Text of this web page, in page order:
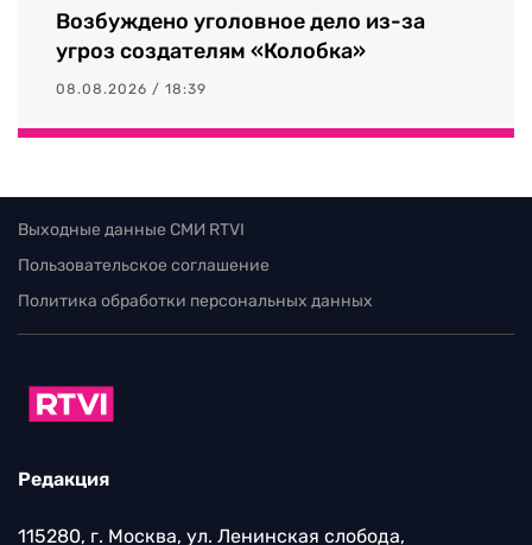
Возбуждено уголовное дело из-за
угроз создателям «Колобка»
08.08.2026 / 18:39
Выходные данные СМИ RTVI
Пользовательское соглашение
Политика обработки персональных данных
Редакция
115280, г. Москва, ул. Ленинская слобода,